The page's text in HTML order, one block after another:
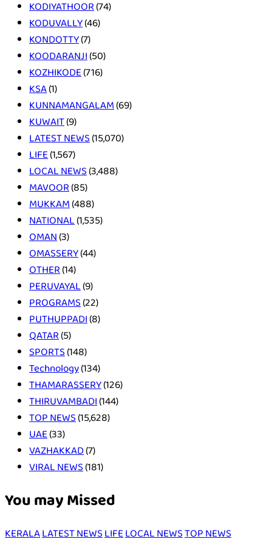
KODIYATHOOR(74)
KODUVALLY(46)
KONDOTTY(7)
KOODARANJI (50)
KOZHIKODE (716)
KSA(1)
KUNNAMANGALAM (69)
KUWAIT(9)
LATEST NEWS (15,070)
LIFE (1,567)
LOCAL NEWS (3,488)
MAVOOR(85)
MUKKAM (488)
NATIONAL (1,535)
OMAN (3)
OMASSERY(44)
OTHER(14)
PERUVAYAL (9)
PROGRAMS (22)
PUTHUPPADI (8)
QATAR(5)
SPORTS (148)
Technology(134)
THAMARASSERY(126)
THIRUVAMBADI (144)
TOP NEWS (15,628)
UAE (33)
VAZHAKKAD(7)
VIRAL NEWS (181)
You may Missed
KERALALATEST NEWSLIFELOCAL NEWSTOP NEWS